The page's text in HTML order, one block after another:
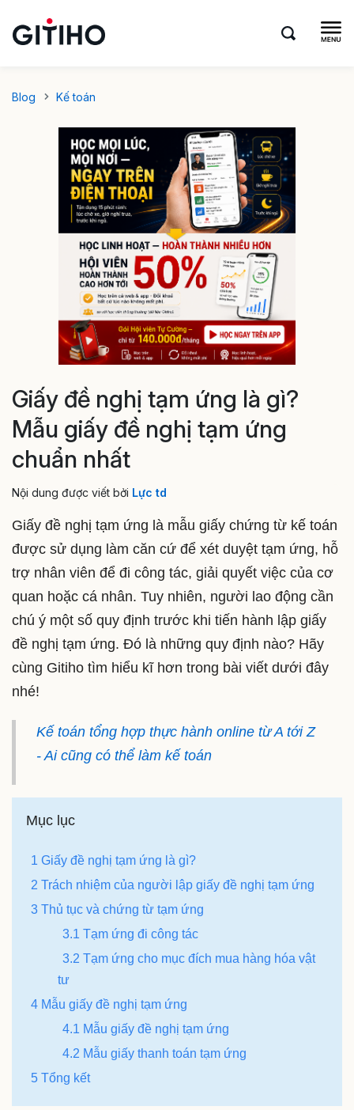
Blog Kế toán
Giấy đề nghị tạm ứng là gì?
Mẫu giấy đề nghị tạm ứng
chuẩn nhất
Nội dung được viết bởi Lực td
Giấy đề nghị tạm ứng là mẫu giấy chứng từ kế toán
được sử dụng làm căn cứ để xét duyệt tạm ứng, hỗ
trợ nhân viên để đi công tác, giải quyết việc của cơ
quan hoặc cá nhân. Tuy nhiên, người lao động cần
chú ý một số quy định trước khi tiến hành lập giấy
đề nghị tạm ứng. Đó là những quy định nào? Hãy
cùng Gitiho tìm hiểu kĩ hơn trong bài viết dưới đây
nhé!
Kế toán tổng hợp thực hành online từ A tới Z
- Ai cũng có thể làm kế toán
Mục lục
1 Giấy đề nghị tạm ứng là gì?
2 Trách nhiệm của người lập giấy đề nghị tạm ứng
3 Thủ tục và chứng từ tạm ứng
3.1 Tạm ứng đi công tác
3.2 Tạm ứng cho mục đích mua hàng hóa vật
tư
4 Mẫu giấy đề nghị tạm ứng
4.1 Mẫu giấy đề nghị tạm ứng
4.2 Mẫu giấy thanh toán tạm ứng
5 Tổng kết